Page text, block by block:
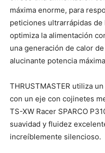
máxima enorme, para
peticiones ultrarrápidas
optimiza la alimentación
una generación de calor
alucinante potencia
THRUSTMASTER utiliza
con un eje con cojinetes
TS-XW Racer SPARCO
suavidad y fluidez
increíblemente silencioso.